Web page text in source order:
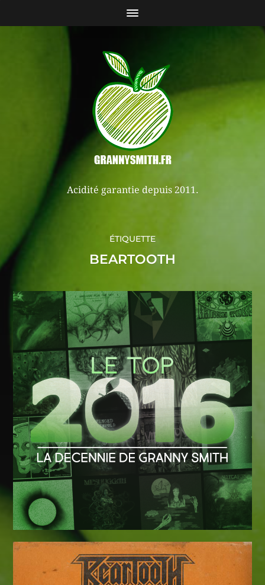
Acidité garantie depuis 2011.
ÉTIQUETTE
BEARTOOTH